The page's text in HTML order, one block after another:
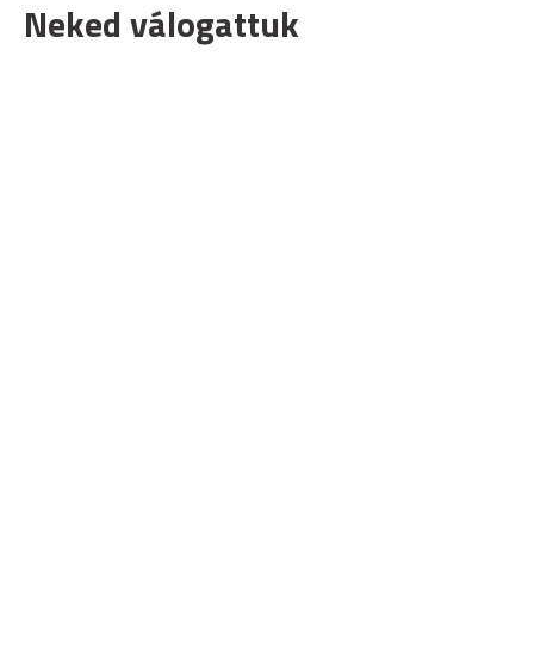
Neked válogattuk